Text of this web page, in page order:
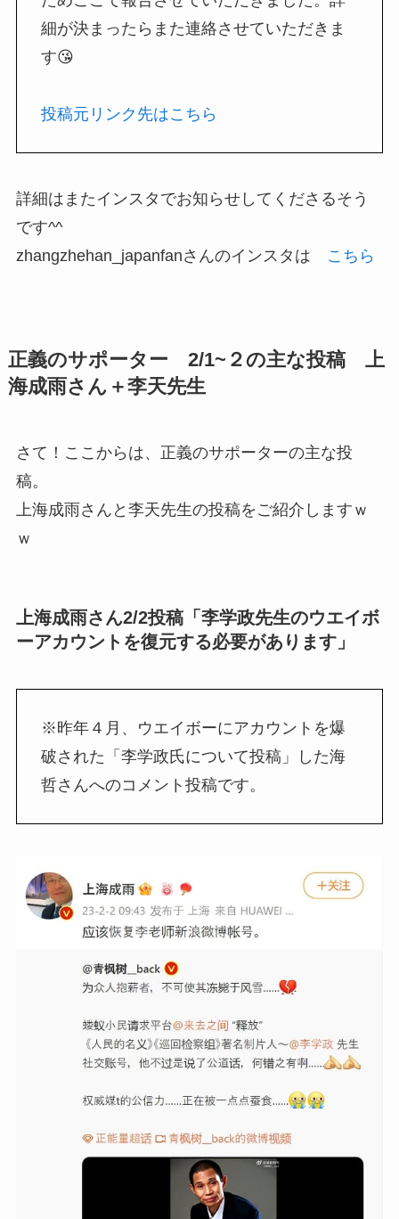
細が決まったらまた連絡させていただきま
す😘
投稿元リンク先はこちら
詳細はまたインスタでお知らせしてくださるそう
です^^
zhangzhehan_japanfanさんのインスタは
こちら
正義のサポーター 2/1~２の主な投稿 上
海成雨さん＋李天先生
さて！ここからは、正義のサポーターの主な投
稿。
上海成雨さんと李天先生の投稿をご紹介しますｗ
ｗ
上海成雨さん2/2投稿「李学政先生のウエイボ
ーアカウントを復元する必要があります」
※昨年４月、ウエイボーにアカウントを爆
破された「李学政氏について投稿」した海
哲さんへのコメント投稿です。